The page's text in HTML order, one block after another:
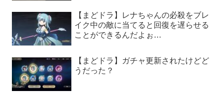
【まどドラ】レナちゃんの必殺をブレ
イク中の敵に当てると回復を遅らせる
ことができるんだよぉ…
【まどドラ】ガチャ更新されたけどど
うだった？